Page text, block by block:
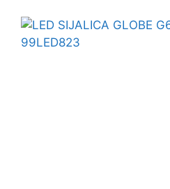
Zaštitna oprema